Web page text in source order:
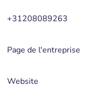
+31208089263
Page de l'entreprise
Website